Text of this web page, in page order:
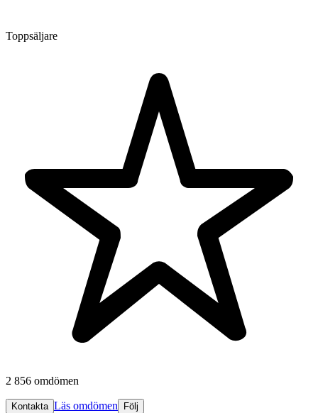
Toppsäljare
2 856 omdömen
Kontakta Läs omdömen Följ